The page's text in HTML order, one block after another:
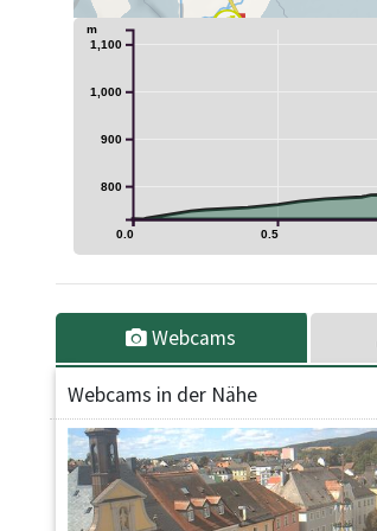
0.0 0.5
800
900
1,000
1,100
m
Webcams
Webcams in der Nähe